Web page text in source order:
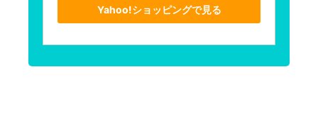
Yahoo!ショッピングで見る